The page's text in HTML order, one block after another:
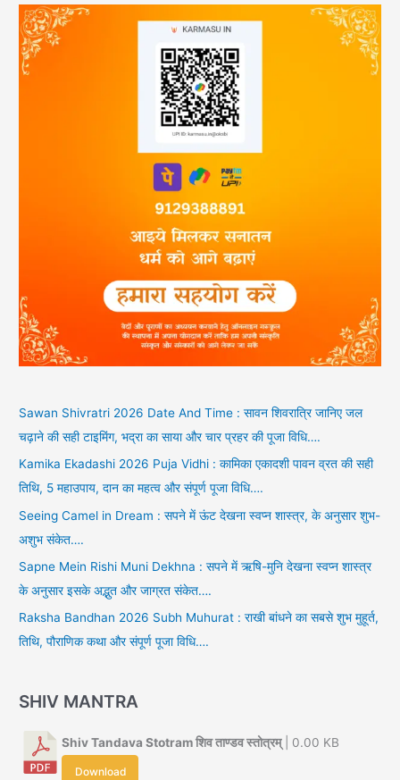
Sawan Shivratri 2026 Date And Time : सावन शिवरात्रि जानिए जल
चढ़ाने की सही टाइमिंग, भद्रा का साया और चार प्रहर की पूजा विधि….
Kamika Ekadashi 2026 Puja Vidhi : कामिका एकादशी पावन व्रत की सही
तिथि, 5 महाउपाय, दान का महत्व और संपूर्ण पूजा विधि….
Seeing Camel in Dream : सपने में ऊंट देखना स्वप्न शास्त्र, के अनुसार शुभ-
अशुभ संकेत….
Sapne Mein Rishi Muni Dekhna : सपने में ऋषि-मुनि देखना स्वप्न शास्त्र
के अनुसार इसके अद्भुत और जाग्रत संकेत….
Raksha Bandhan 2026 Subh Muhurat : राखी बांधने का सबसे शुभ मुहूर्त,
तिथि, पौराणिक कथा और संपूर्ण पूजा विधि….
SHIV MANTRA
Shiv Tandava Stotram शिव ताण्डव स्तोत्रम्| 0.00 KB
Download